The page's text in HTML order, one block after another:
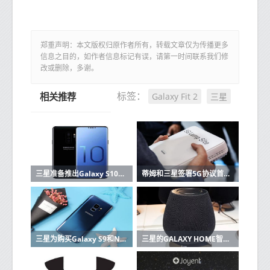
郑重声明：本文版权归原作者所有，转载文章仅为传播更多
信息之目的，如作者信息标记有误，请第一时间联系我们修
改或删除，多谢。
标签： Galaxy Fit 2 三星
相关推荐
三星准备推出Galaxy S10这里有功能和价格 蒂姆和三星签署5G协议首批设备已在2019年
三星为购买Galaxy S9和Note 9的用户提供高达200欧元的报销 三星的GALAXY HOME智能音箱在UNPACKED 2019上没有亮相